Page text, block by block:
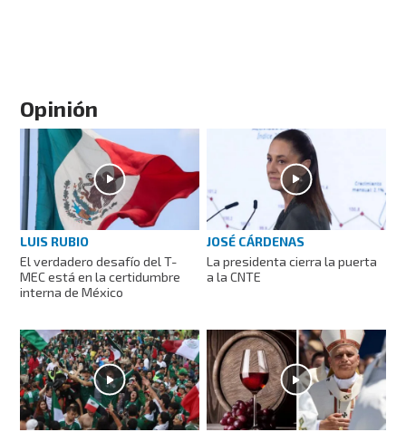
Opinión
LUIS RUBIO
El verdadero desafío del T-
MEC está en la certidumbre
interna de México
JOSÉ CÁRDENAS
La presidenta cierra la puerta
a la CNTE